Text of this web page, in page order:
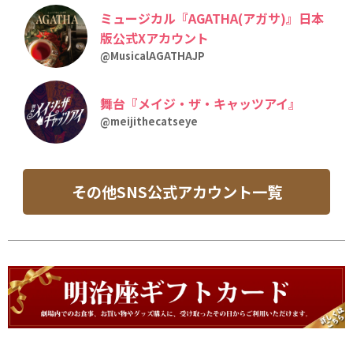
ミュージカル『AGATHA(アガサ)』日本
版公式Xアカウント
@MusicalAGATHAJP
舞台『メイジ・ザ・キャッツアイ』
@meijithecatseye
その他SNS公式アカウント一覧